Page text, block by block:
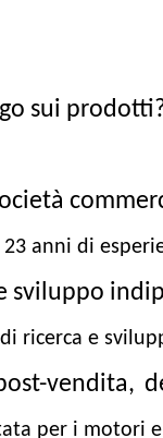
sui
anni di
sviluppo
ricerca e
vendita,
per i motori